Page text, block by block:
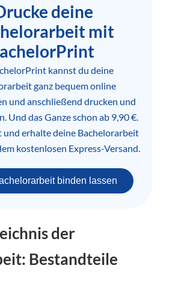
deine
mit
kannst du deine
ganz bequem online
und anschließend drucken und
Und das Ganze schon ab 9,90 €.
und erhalte deine Bachelorarbeit
kostenlosen Express-Versand.
binden lassen
der
Bestandteile